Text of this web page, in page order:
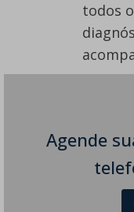
Agende
todos
A
pessoas
Não.
de